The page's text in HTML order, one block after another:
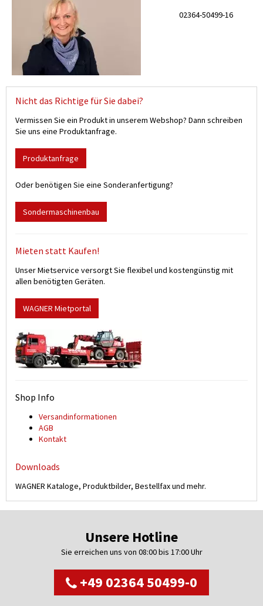
02364-50499-16
Nicht das Richtige für Sie dabei?
Vermissen Sie ein Produkt in unserem Webshop? Dann schreiben
Sie uns eine Produktanfrage.
Produktanfrage
Oder benötigen Sie eine Sonderanfertigung?
Sondermaschinenbau
Mieten statt Kaufen!
Unser Mietservice versorgt Sie flexibel und kostengünstig mit
allen benötigten Geräten.
WAGNER Mietportal
Shop Info
Versand­informationen
AGB
Kontakt
Downloads
WAGNER Kataloge, Produktbilder, Bestellfax und mehr.
Unsere Hotline
Sie erreichen uns von 08:00 bis 17:00 Uhr
+49 02364 50499-0